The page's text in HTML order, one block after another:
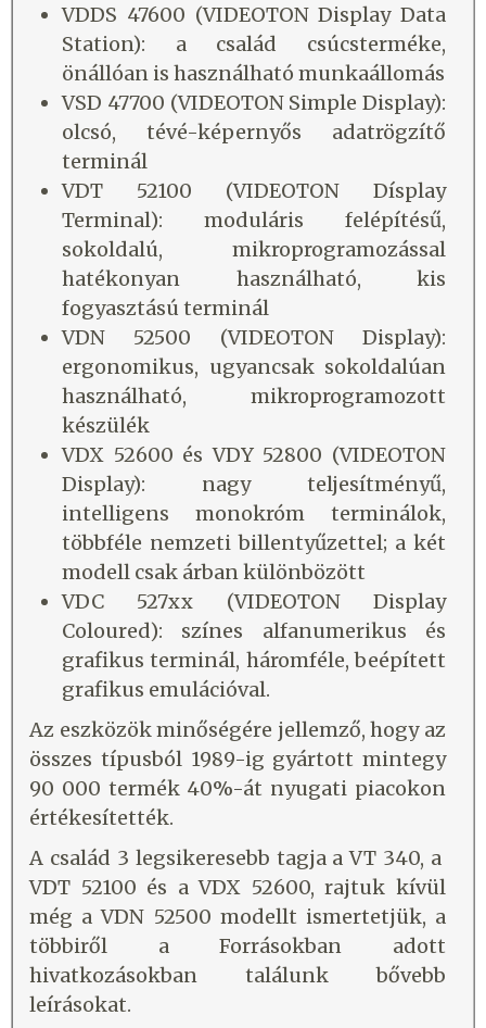
VDDS 47600 (VIDEOTON Display Data
Station): a család csúcsterméke,
önállóan is használható munkaállomás
VSD 47700 (VIDEOTON Simple Display):
olcsó, tévé-képernyős adatrögzítő
terminál
VDT 52100 (VIDEOTON Dísplay
Terminal): moduláris felépítésű,
sokoldalú, mikroprogramozással
hatékonyan használható, kis
fogyasztású terminál
VDN 52500 (VIDEOTON Display):
ergonomikus, ugyancsak sokoldalúan
használható, mikroprogramozott
készülék
VDX 52600 és VDY 52800 (VIDEOTON
Display): nagy teljesítményű,
intelligens monokróm terminálok,
többféle nemzeti billentyűzettel; a két
modell csak árban különbözött
VDC 527xx (VIDEOTON Display
Coloured): színes alfanumerikus és
grafikus terminál, háromféle, beépített
grafikus emulációval.
Az eszközök minőségére jellemző, hogy az
összes típusból 1989-ig gyártott mintegy
90 000 termék 40%-át nyugati piacokon
értékesítették.
A család 3 legsikeresebb tagja a VT 340, a
VDT 52100 és a VDX 52600, rajtuk kívül
még a VDN 52500 modellt ismertetjük, a
többiről a Forrásokban adott
hivatkozásokban találunk bővebb
leírásokat.